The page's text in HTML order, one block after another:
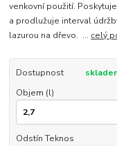
venkovní použití.
a prodlužuje interval
lazurou na dřevo. ... celý
Dostupnost
Objem (l)
Odstín Teknos